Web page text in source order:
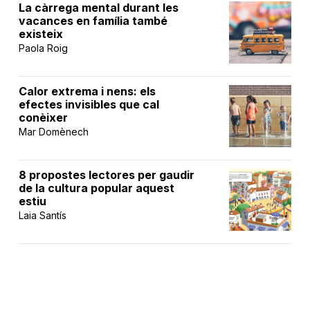
La càrrega mental durant les
vacances en família també
existeix
Paola Roig
Calor extrema i nens: els
efectes invisibles que cal
conèixer
Mar Domènech
8 propostes lectores per gaudir
de la cultura popular aquest
estiu
Laia Santís